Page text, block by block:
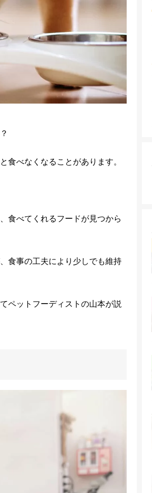
食べなくなることがあります。
食べてくれるフードが見つから
食事の工夫により少しでも維持
ペットフーディストの山本が説